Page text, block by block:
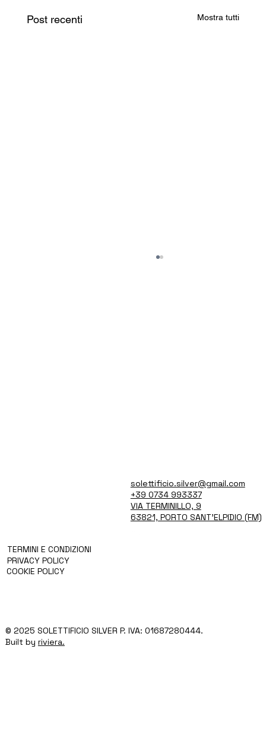
Post recenti Mostra tutti
TERMINI E CONDIZIONI
PRIVACY POLICY
COOKIE POLICY
solettificio.silver@gmail.com
+39 0734 993337
VIA TERMINILLO, 9
63821, PORTO SANT'ELPIDIO (FM)
© 2025 SOLETTIFICIO SILVER P. IVA: 01687280444.
Built by riviera.